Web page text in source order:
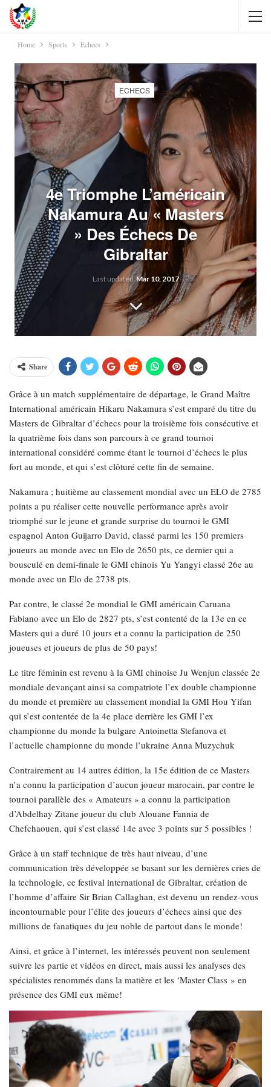
Home Sports Echecs
ECHECS
4e Triomphe L’américain
Nakamura Au « Masters
» Des Échecs De
Gibraltar
Last updatedMar 10, 2017
Share
Grâce à un match supplémentaire de départage, le Grand Maître
International américain Hikaru Nakamura s’est emparé du titre du
Masters de Gibraltar d’échecs pour la troisième fois consécutive et
la quatrième fois dans son parcours à ce grand tournoi
international considéré comme étant le tournoi d’échecs le plus
fort au monde, et qui s’est clôturé cette fin de semaine.
Nakamura ; huitième au classement mondial avec un ELO de 2785
points a pu réaliser cette nouvelle performance après avoir
triomphé sur le jeune et grande surprise du tournoi le GMI
espagnol Anton Guijarro David, classé parmi les 150 premiers
joueurs au monde avec un Elo de 2650 pts, ce dernier qui a
bousculé en demi-finale le GMI chinois Yu Yangyi classé 26e au
monde avec un Elo de 2738 pts.
Par contre, le classé 2e mondial le GMI américain Caruana
Fabiano avec un Elo de 2827 pts, s’est contenté de la 13e en ce
Masters qui a duré 10 jours et a connu la participation de 250
joueuses et joueurs de plus de 50 pays!
Le titre féminin est revenu à la GMI chinoise Ju Wenjun classée 2e
mondiale devançant ainsi sa compatriote l’ex double championne
du monde et première au classement mondial la GMI Hou Yifan
qui s’est contentée de la 4e place derrière les GMI l’ex
championne du monde la bulgare Antoinetta Stefanova et
l’actuelle championne du monde l’ukraine Anna Muzychuk
Contrairement au 14 autres édition, la 15e édition de ce Masters
n’a connu la participation d’aucun joueur marocain, par contre le
tournoi parallèle des « Amateurs » a connu la participation
d’Abdelhay Zitane joueur du club Alouane Fannia de
Chefchaouen, qui s’est classé 14e avec 3 points sur 5 possibles !
Grâce à un staff technique de très haut niveau, d’une
communication très développée se basant sur les dernières cries de
la technologie, ce festival international de Gibraltar, création de
l’homme d’affaire Sir Brian Callaghan, est devenu un rendez-vous
incontournable pour l’élite des joueurs d’échecs ainsi que des
millions de fanatiques du jeu noble de partout dans le monde!
Ainsi, et grâce à l’internet, les intéressés peuvent non seulement
suivre les partie et vidéos en direct, mais aussi les analyses des
spécialistes renommés dans la matière et les ‘Master Class » en
présence des GMI eux même!